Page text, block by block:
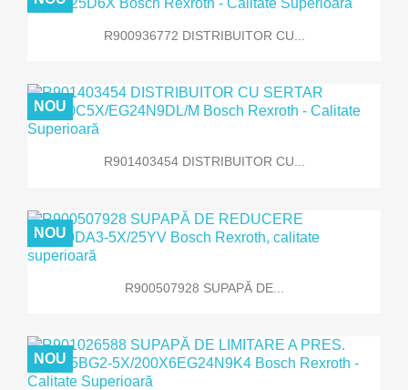
R900936772 DISTRIBUITOR CU...
R901403454 DISTRIBUITOR CU...
NOU
R900507928 SUPAPĂ DE...
NOU
NOU